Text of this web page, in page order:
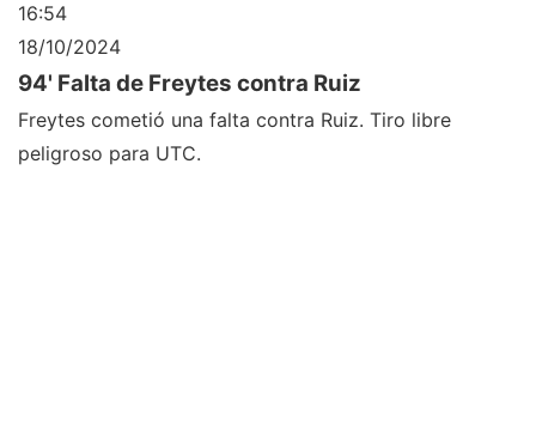
16:54
18/10/2024
94' Falta de Freytes contra Ruiz
Freytes cometió una falta contra Ruiz. Tiro libre
peligroso para UTC.